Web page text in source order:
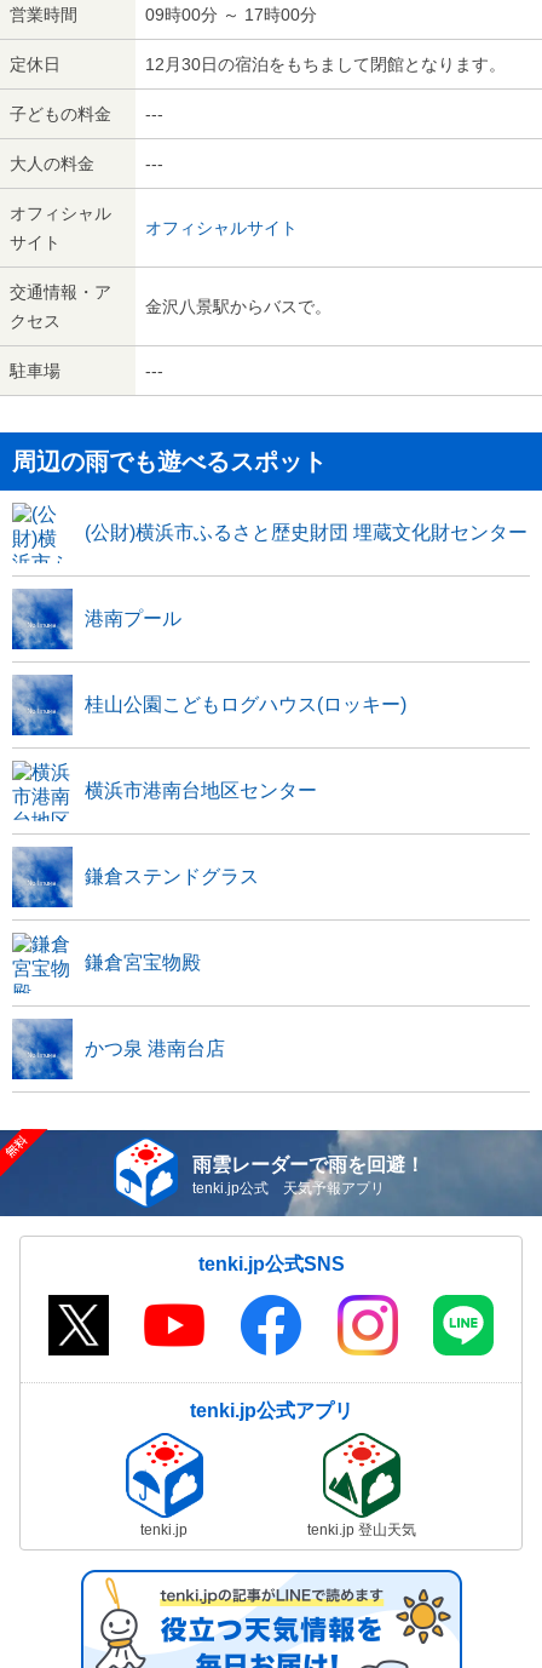
営業時間 09時00分 ～ 17時00分
定休日 12月30日の宿泊をもちまして閉館となります。
子どもの料金 ---
大人の料金 ---
オフィシャル
サイト
オフィシャルサイト
交通情報・ア
クセス
金沢八景駅からバスで。
駐車場 ---
周辺の雨でも遊べるスポット
(公財)横浜市ふるさと歴史財団 埋蔵文化財センター
港南プール
桂山公園こどもログハウス(ロッキー)
横浜市港南台地区センター
鎌倉ステンドグラス
鎌倉宮宝物殿
かつ泉 港南台店
雨雲レーダーで雨を回避！
tenki.jp公式 天気予報アプリ
tenki.jp公式SNS
tenki.jp公式アプリ
tenki.jp tenki.jp 登山天気